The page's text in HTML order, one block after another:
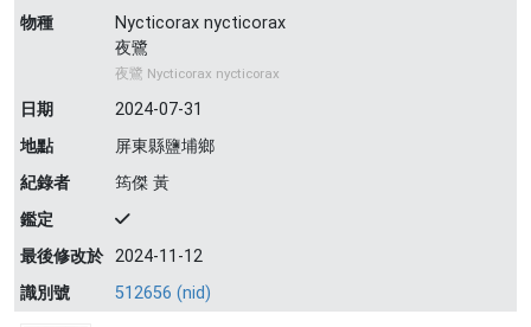
物種
Nycticorax nycticorax
夜鷺
夜鷺 Nycticorax nycticorax
日期
2024-07-31
地點
屏東縣鹽埔鄉
紀錄者
筠傑 黃
鑑定
最後修改於 2024-11-12
識別號
512656 (nid)